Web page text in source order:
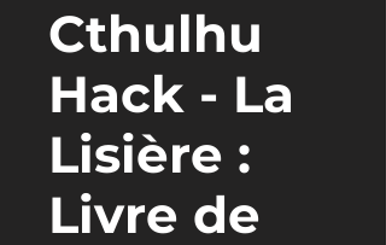
Cthulhu
Hack - La
Lisière :
Livre de